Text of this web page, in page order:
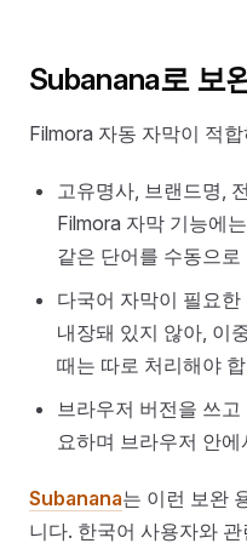
Subanana로 보
Filmora 자동 자막이 적
고유명사, 브랜드명,
Filmora 자막 기능에
같은 단어를 수동으
다국어 자막이 필요
내장돼 있지 않아, 이
때는 따로 처리해야
브라우저 버전을 쓰
요하며 브라우저 안
Subanana는 이런 보완
니다. 한국어 사용자와